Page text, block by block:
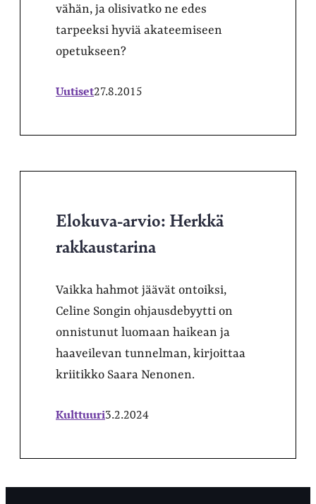
vähän, ja olisivatko ne edes
tarpeeksi hyviä akateemiseen
opetukseen?
Uutiset27.8.2015
Elokuva-arvio: Herkkä
rakkaustarina
Vaikka hahmot jäävät ontoiksi,
Celine Songin ohjausdebyytti on
onnistunut luomaan haikean ja
haaveilevan tunnelman, kirjoittaa
kriitikko Saara Nenonen.
Kulttuuri3.2.2024